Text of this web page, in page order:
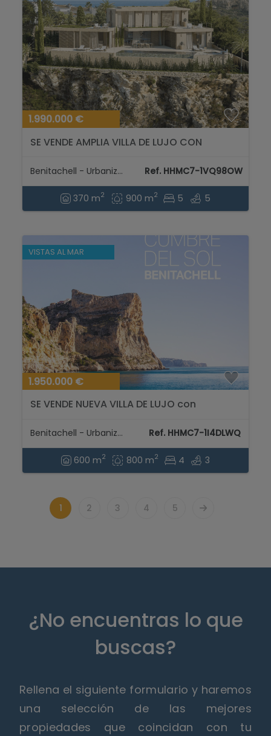
1.990.000 €
SE VENDE AMPLIA VILLA DE LUJO CON
SOL...
Benitachell - Urbanizaciones Ref. HHMC7-1VQ98OW
370 m2 900 m2 5 5
VISTAS AL MAR
1.950.000 €
SE VENDE NUEVA VILLA DE LUJO con
Benitachell - Urbanizaciones Ref. HHMC7-1I4DLWQ
600 m2 800 m2 4 3
1 2 3 4 5
¿No encuentras lo que
buscas?
Rellena el siguiente formulario y haremos
una selección de las mejores
propiedades que coincidan con tu